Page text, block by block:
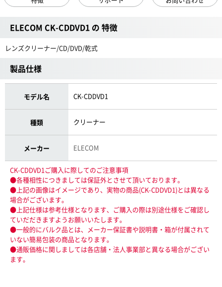
ELECOM CK-CDDVD1 の 特徴
レンズクリーナー/CD/DVD/乾式
製品仕様
モデル名 CK-CDDVD1
種類 クリーナー
メーカー ELECOM
CK-CDDVD1ご購入に際してのご注意事項
●各種相性につきましては保証外とさせて頂いております。
●上記の画像はイメージであり、実物の商品(CK-CDDVD1)とは異なる
場合がございます。
●上記仕様は参考仕様となります、ご購入の際は別途仕様をご確認し
ていだだきますようお願いいたします。
●一般的にバルク品とは、メーカー保証書や説明書・箱が付属されて
いない簡易包装の商品となります。
●通販価格に関しましては各店舗・法人事業部と異なる場合がござい
ます。